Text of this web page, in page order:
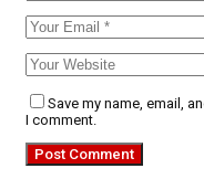
Save my name, email,
I comment.